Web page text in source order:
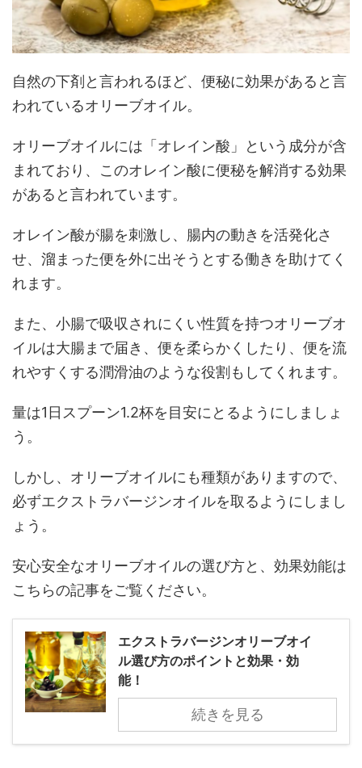
自然の下剤と言われるほど、便秘に効果があると言
われているオリーブオイル。
オリーブオイルには「オレイン酸」という成分が含
まれており、このオレイン酸に便秘を解消する効果
があると言われています。
オレイン酸が腸を刺激し、腸内の動きを活発化さ
せ、溜まった便を外に出そうとする働きを助けてく
れます。
また、小腸で吸収されにくい性質を持つオリーブオ
イルは大腸まで届き、便を柔らかくしたり、便を流
れやすくする潤滑油のような役割もしてくれます。
量は1日スプーン1.2杯を目安にとるようにしましょ
う。
しかし、オリーブオイルにも種類がありますので、
必ずエクストラバージンオイルを取るようにしまし
ょう。
安心安全なオリーブオイルの選び方と、効果効能は
こちらの記事をご覧ください。
エクストラバージンオリーブオイ
ル選び方のポイントと効果・効
能！
続きを見る